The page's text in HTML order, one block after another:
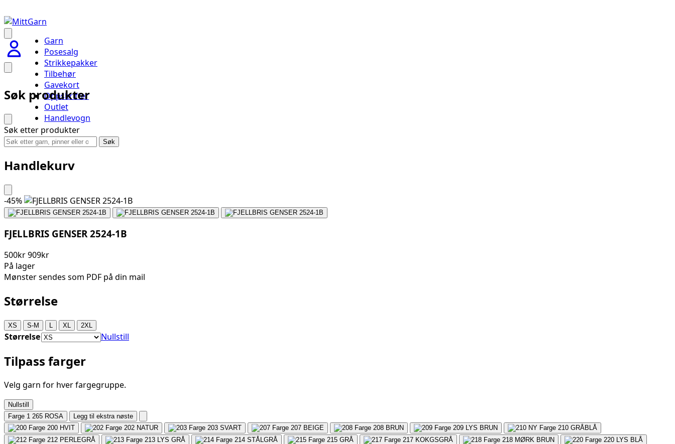
Garn
Posesalg
Strikkepakker
Tilbehør
Gavekort
Oppskrifter
Outlet
Handlevogn
Søk produkter
Søk etter produkter
Søk
Handlekurv
-45%
FJELLBRIS GENSER 2524-1B
500kr909kr
På lager
Mønster sendes som PDF på din mail
Størrelse
XS S-M XL 2XL
Størrelse Nullstill
Tilpass farger
Velg garn for hver fargegruppe.
Nullstill
Farge 1 265 ROSA
Legg til ekstra nøste
200 HVIT 202 NATUR 203 SVART 207 BEIGE 208 BRUN 209 LYS BRUN 210 GRÅBLÅ
212 PERLEGRÅ 213 LYS GRÅ 214 STÅLGRÅ 215 GRÅ 217 KOKGSGRÅ 218 MØRK BRUN 220 LYS BLÅ